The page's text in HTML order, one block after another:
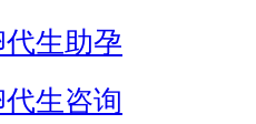
代生助孕
生咨询